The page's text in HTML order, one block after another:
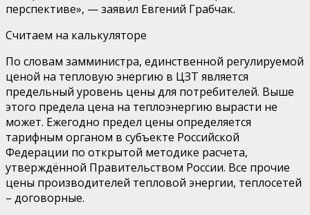
перспективе», — заявил Евгений Грабчак.
Считаем на калькуляторе
По словам замминистра, единственной регулируемой
ценой на тепловую энергию в ЦЗТ является
предельный уровень цены для потребителей. Выше
этого предела цена на теплоэнергию вырасти не
может. Ежегодно предел цены определяется
тарифным органом в субъекте Российской
Федерации по открытой методике расчета,
утверждённой Правительством России. Все прочие
цены производителей тепловой энергии, теплосетей
– договорные.